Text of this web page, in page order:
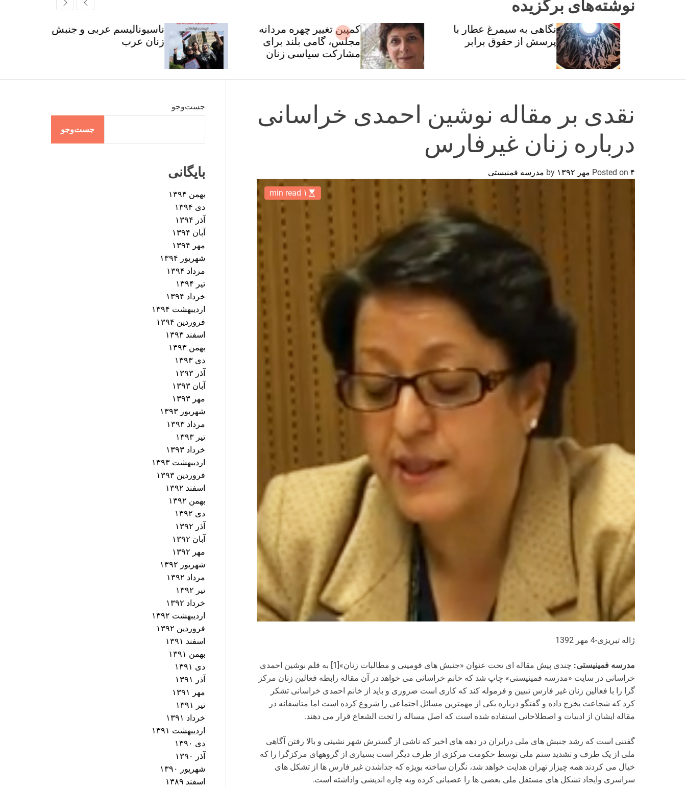
c
e
r
c
نوشته‌های برگزیده
نگاهی به سیمرغ عطار با
پرسش از حقوق برابر
کمپین تغییر چهره مردانه
مجلس، گامی بلند برای
مشارکت سیاسی زنان
ناسیونالیسم عربی و جنبش
زنان عرب
نقدی بر مقاله نوشین احمدی خراسانی
درباره زنان غیرفارس
Posted on ۴ مهر ۱۳۹۲ مدرسه فمنیستی
۱ min read
ژاله تبریزی-4 مهر 1392
مدرسه فمینیستی:
چندی پیش مقاله ای تحت عنوان «جنبش های قومیتی و مطالبات زنان»[1] به قلم نوشین احمدی
خراسانی در سایت «مدرسه فمینیستی» چاپ شد که خانم خراسانی می خواهد در آن مقاله رابطه فعالین زنان مرکز
گرا را با فعالین زنان غیر فارس تبیین و فرموله کند که کاری است ضروری و باید از خانم احمدی خراسانی تشکر
کرد که شجاعت بخرج داده و گفتگو درباره یکی از مهمترین مسائل اجتماعی را شروع کرده است اما متاسفانه در
مقاله ایشان از ادبیات و اصطلاحاتی استفاده شده است که اصل مساله را تحت الشعاع قرار می دهند.
گفتنی است که رشد جنبش های ملی درایران در دهه های اخیر که ناشی از گسترش شهر نشینی و بالا رفتن آگاهی
ملی از یک طرف و تشدید ستم ملی توسط حکومت مرکزی از طرف دیگر است بسیاری از گروههای مرکزگرا را که
خیال می کردند همه چیزاز تهران هدایت خواهد شد، نگران ساخته بویژه که جداشدن غیر فارس ها از تشکل های
سراسری وایجاد تشکل های مستقل ملی بعضی ها را عصبانی کرده وبه چاره اندیشی واداشته است.
جست‌وجو
جست‌وجو
بایگانی
بهمن ۱۳۹۴
دی ۱۳۹۴
آذر ۱۳۹۴
آبان ۱۳۹۴
مهر ۱۳۹۴
شهریور ۱۳۹۴
مرداد ۱۳۹۴
تیر ۱۳۹۴
خرداد ۱۳۹۴
اردیبهشت ۱۳۹۴
فروردین ۱۳۹۴
اسفند ۱۳۹۳
بهمن ۱۳۹۳
دی ۱۳۹۳
آذر ۱۳۹۳
آبان ۱۳۹۳
مهر ۱۳۹۳
شهریور ۱۳۹۳
مرداد ۱۳۹۳
تیر ۱۳۹۳
خرداد ۱۳۹۳
اردیبهشت ۱۳۹۳
فروردین ۱۳۹۳
اسفند ۱۳۹۲
بهمن ۱۳۹۲
دی ۱۳۹۲
آذر ۱۳۹۲
آبان ۱۳۹۲
مهر ۱۳۹۲
شهریور ۱۳۹۲
مرداد ۱۳۹۲
تیر ۱۳۹۲
خرداد ۱۳۹۲
اردیبهشت ۱۳۹۲
فروردین ۱۳۹۲
اسفند ۱۳۹۱
بهمن ۱۳۹۱
دی ۱۳۹۱
آذر ۱۳۹۱
مهر ۱۳۹۱
تیر ۱۳۹۱
خرداد ۱۳۹۱
اردیبهشت ۱۳۹۱
دی ۱۳۹۰
آذر ۱۳۹۰
شهریور ۱۳۹۰
اسفند ۱۳۸۹